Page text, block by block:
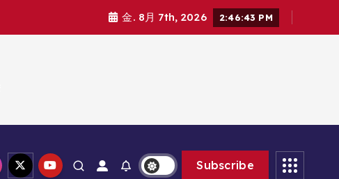
金. 8月 7th, 2026 2:46:44 PM
Subscribe